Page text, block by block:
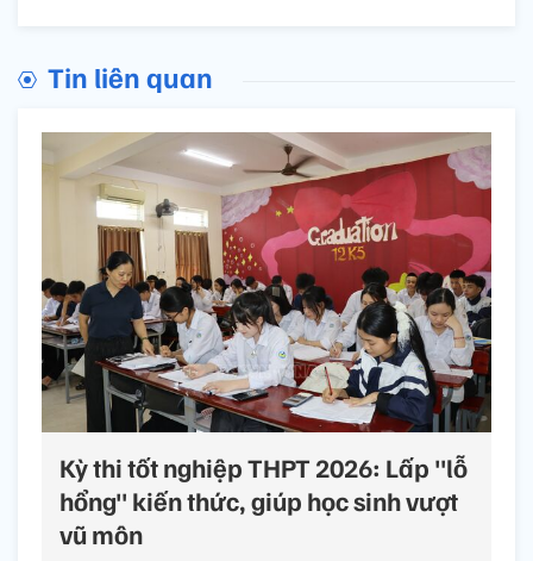
Tin liên quan
Kỳ thi tốt nghiệp THPT 2026: Lấp "lỗ
hổng" kiến thức, giúp học sinh vượt
vũ môn